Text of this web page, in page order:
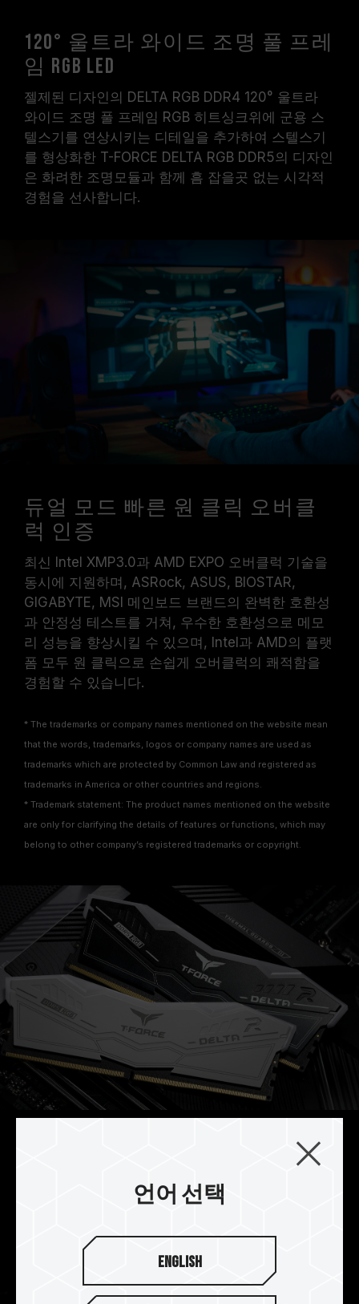
있습니다.
메인보드 및 프로세서가 해당 오버클럭 기술
십시오. 지원되지 않을 경우, 메모리가 표기된 오
버클럭 주파수에 도달하지 못할 수 있습니다.
TEAMGROUP의 모든 메모리 모듈은 표준 전압
범위 내에서 테스트됩니다. 프로세서나 메인보드
의 문제로 인한 고장은 해당 제조사에 문의하여
A/S를 받으시길 바랍니다.
120° 울트라 와이드 조명 풀 프레
임 RGB LED
젤제된 디자인의 DELTA RGB DDR4 120° 울트라
와이드 조명 풀 프레임 RGB 히트싱크위에 군용 스
텔스기를 연상시키는 디테일을 추가하여 스텔스기
를 형상화한 T-FORCE DELTA RGB DDR5의 디자인
은 화려한 조명모듈과 함께 흠 잡을곳 없는 시각적
경험을 선사합니다.
듀얼 모드 빠른 원 클릭 오버클
럭 인증
최신 Intel XMP3.0과 AMD EXPO 오버클럭 기술을
동시에 지원하며, ASRock, ASUS, BIOSTAR,
GIGABYTE, MSI 메인보드 브랜드의 완벽한 호환성
과 안정성 테스트를 거쳐, 우수한 호환성으로 메모
리 성능을 향상시킬 수 있으며, Intel과 AMD의 플랫
폼 모두 원 클릭으로 손쉽게 오버클럭의 쾌적함을
경험할 수 있습니다.
* The trademarks or company names mentioned on the website mean
that the words, trademarks, logos or company names are used as
trademarks which are protected by Common Law and registered as
trademarks in America or other countries and regions.
* Trademark statement: The product names mentioned on the website
are only for clarifying the details of features or functions, which may
belong to other company’s registered trademarks or copyright.
전력 관리 IC칩(PMIC) 발열 성능
DELTA RGB DDR5와 열전도 실리콘을 함께 사용하
발열 디자인 및 운영 안정성 효과를 강화했습니다.
언어 선택
English